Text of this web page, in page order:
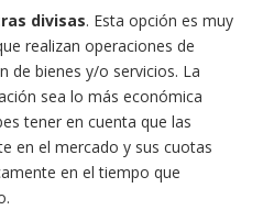
divisas. Esta opción es muy
realizan operaciones de
de bienes y/o servicios. La
sea lo más económica
tener en cuenta que las
en el mercado y sus cuotas
en el tiempo que